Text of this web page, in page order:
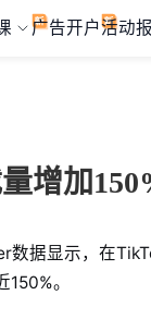
广告开户活动
增加
据显示，在
。